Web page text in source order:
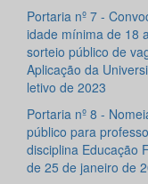
Portaria nº 7 -
idade mínima de 18
sorteio público de
Aplicação da
letivo de 2023
Portaria nº 8 -
público para
disciplina Educação
de 25 de janeiro de